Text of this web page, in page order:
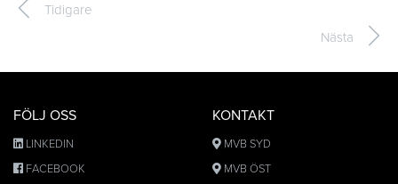
Tidigare
Nästa
FÖLJ OSS
LINKEDIN
FACEBOOK
KONTAKT
MVB SYD
MVB ÖST